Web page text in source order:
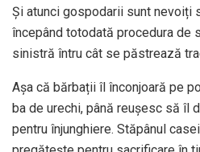
Și atunci gospodarii sunt nevoiți
începând totodată procedura de
sinistră întru cât se păstrează
Așa că bărbații îl înconjoară pe
ba de urechi, până reușesc să îl
pentru înjunghiere. Stăpânul